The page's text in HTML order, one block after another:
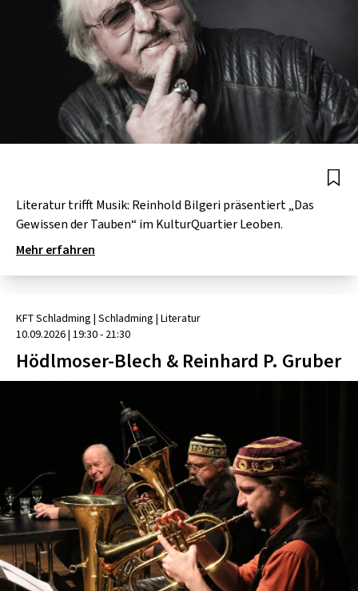
Literatur trifft Musik: Reinhold Bilgeri präsentiert „Das
Gewissen der Tauben“ im KulturQuartier Leoben.
Mehr erfahren
KFT Schladming | Schladming | Literatur
10.09.2026| 19:30 - 21:30
Hödlmoser-Blech & Reinhard P. Gruber